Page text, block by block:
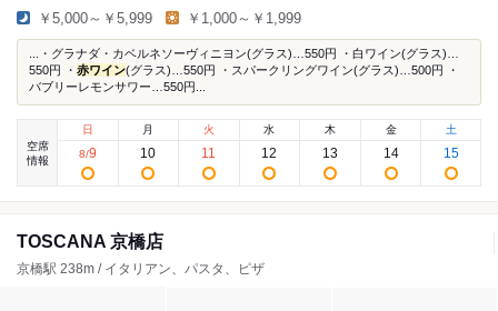
￥5,000～￥5,999 ￥1,000～￥1,999
...・グラナダ・カベルネソーヴィニヨン(グラス)…550円 ・白ワイン(グラス)…
550円 ・ 赤ワイン(グラス)…550円 ・スパークリングワイン(グラス)…500円 ・
バブリーレモンサワー…550円...
空席
情報
日
8/9
月
10
火
11
水
12
木
13
金
14
土
15
TOSCANA 京橋店
京橋駅 238m / イタリアン、パスタ、ピザ